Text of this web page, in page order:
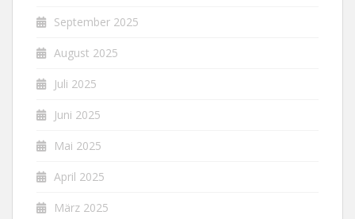
September 2025
August 2025
Juli 2025
Juni 2025
Mai 2025
April 2025
März 2025